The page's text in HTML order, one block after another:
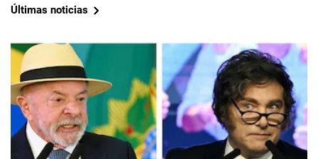
Últimas noticias